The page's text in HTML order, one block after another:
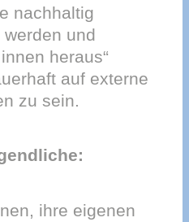
nachhaltig
werden und
heraus“
auf externe
zu sein.
ihre eigenen